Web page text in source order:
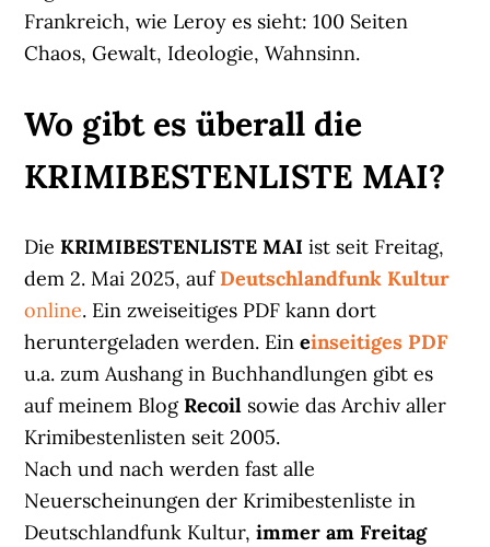
Frankreich, wie Leroy es sieht: 100 Seiten
Chaos, Gewalt, Ideologie, Wahnsinn.
Wo gibt es überall die
KRIMIBESTENLISTE MAI?
DieKRIMIBESTENLISTE MAI ist seit Freitag,
dem 2. Mai 2025, auf Deutschlandfunk Kultur
online. Ein zweiseitiges PDF kann dort
heruntergeladen werden. Eineinseitiges PDF
u.a. zum Aushang in Buchhandlungen gibt es
auf meinem BlogRecoil sowie das Archiv aller
Krimibestenlisten seit 2005.
Nach und nach werden fast alle
Neuerscheinungen der Krimibestenliste in
Deutschlandfunk Kultur,immer am Freitag